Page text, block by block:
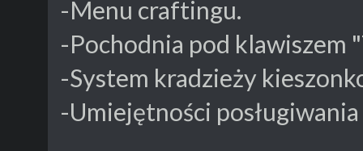
-Menu craftingu.
-Pochodnia pod klawiszem
-System kradzieży
-Umiejętności